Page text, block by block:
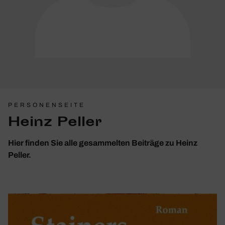
PERSONENSEITE
Heinz Peller
Hier finden Sie alle gesammelten Beiträge zu Heinz
Peller.